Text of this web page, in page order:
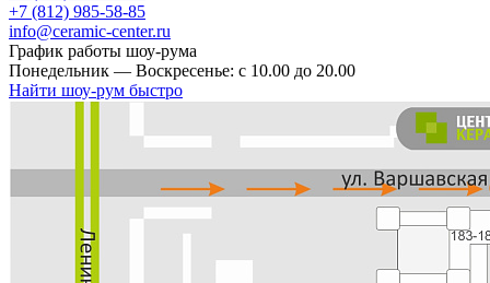
+7 (812) 985-58-85
info@ceramic-center.ru
График работы шоу-рума
Понедельник — Воскресенье: с 10.00 до 20.00
Найти шоу-рум быстро